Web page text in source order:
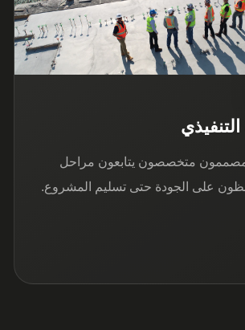
متخصصون يتابعون مراحل
على الجودة حتى تسليم المشروع.